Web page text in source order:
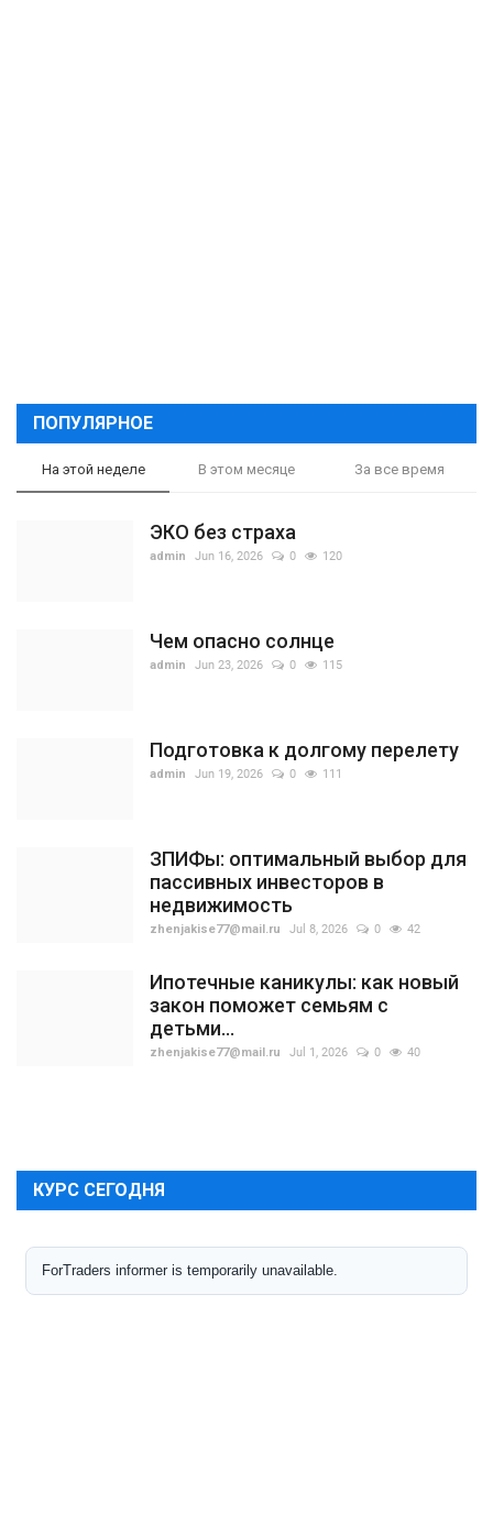
ПОПУЛЯРНОЕ
На этой неделе В этом месяце За все время
ЭКО без страха
admin Jun 16, 2026 0 120
Чем опасно солнце
admin Jun 23, 2026 0 115
Подготовка к долгому перелету
admin Jun 19, 2026 0 111
ЗПИФы: оптимальный выбор для
пассивных инвесторов в
недвижимость
zhenjakise77@mail.ru Jul 8, 2026 0 42
Ипотечные каникулы: как новый
закон поможет семьям с
детьми...
zhenjakise77@mail.ru Jul 1, 2026 0 40
КУРС СЕГОДНЯ